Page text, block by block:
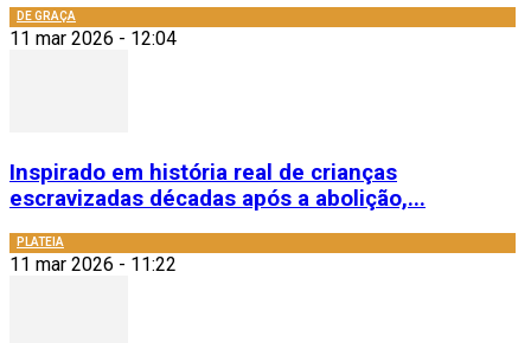
DE GRAÇA
11 mar 2026 - 12:04
Inspirado em história real de crianças
escravizadas décadas após a abolição,...
PLATEIA
11 mar 2026 - 11:22